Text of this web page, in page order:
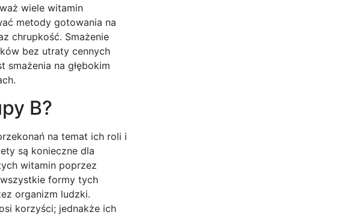
wiele witamin
metody gotowania na
chrupkość. Smażenie
bez utraty cennych
na głębokim
B?
na temat ich roli i
są konieczne dla
witamin poprzez
formy tych
organizm ludzki.
korzyści; jednakże ich